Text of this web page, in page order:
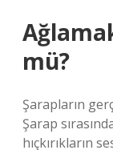
mü?
Şarapların
Şarap
hıçkırıkların